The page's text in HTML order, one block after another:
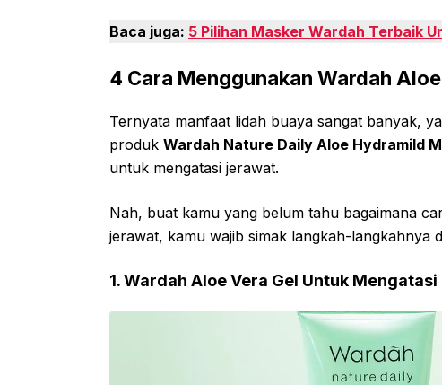
Baca juga: 5 Pilihan Masker Wardah Terbaik
4 Cara Menggunakan Wardah
Ternyata manfaat lidah buaya sangat banyak,
produk Wardah Nature Daily Aloe Hydramild
untuk mengatasi jerawat.
Nah, buat kamu yang belum tahu bagaimana
jerawat, kamu wajib simak langkah-langkahnya
1. Wardah Aloe Vera Gel Untuk